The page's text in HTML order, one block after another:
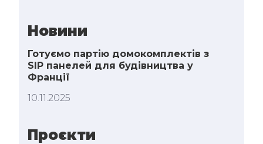
Новини
Готуємо партію домокомплектів з
SIP панелей для будівництва у
Франції
10.11.2025
Проєкти